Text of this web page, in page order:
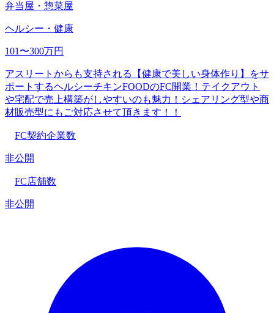
弁当屋・惣菜屋
ヘルシー・健康
101〜300万円
アスリートからも支持される【健康で美しい身体作り】をサ
ポートするヘルシーチキンFOODのFC開業！テイクアウト
や宅配で売上構築がしやすいのも魅力！シェアリング型や商
材販売型にもご対応させて頂きます！！
FC契約企業数
非公開
FC店舗数
非公開